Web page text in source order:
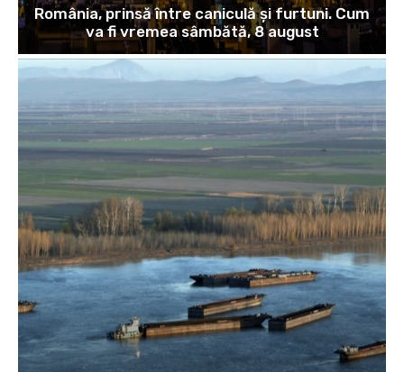
România, prinsă între caniculă și furtuni. Cum
va fi vremea sâmbătă, 8 august